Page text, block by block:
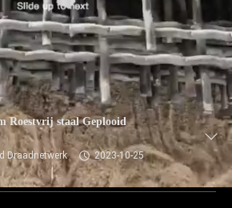
Roestvrij staal Geplooid
Draadnetwerk
2023-10-25